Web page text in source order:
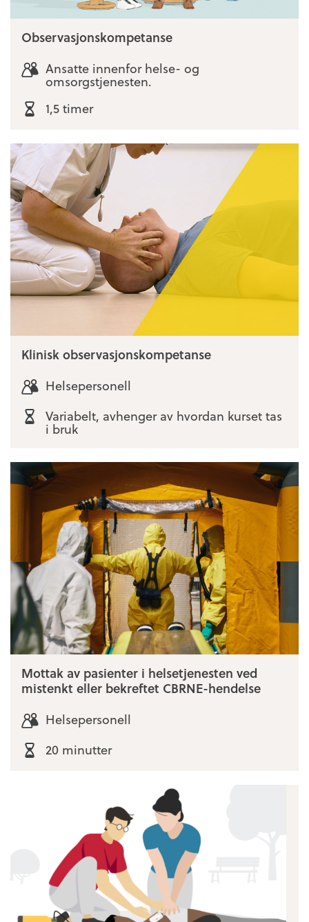
Observasjons­kompetanse
Ansatte innenfor helse- og
omsorgstjenesten.
1,5 timer
Klinisk observasjonskompetanse
Helsepersonell
Variabelt, avhenger av hvordan kurset tas
i bruk
Mottak av pasienter i helsetjenesten ved
mistenkt eller bekreftet CBRNE-hendelse
Helsepersonell
20 minutter